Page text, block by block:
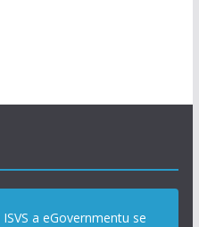
a eGovernmentu se